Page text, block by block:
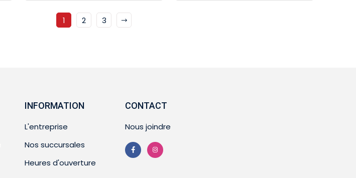
1 2 3
INFORMATION
L'entreprise
Nos succursales
Heures d'ouverture
CONTACT
Nous joindre